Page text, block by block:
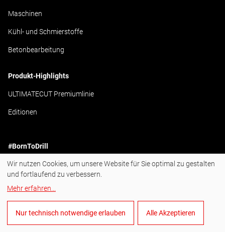
Maschinen
Kühl- und Schmierstoffe
Betonbearbeitung
Produkt-Highlights
ULTIMATECUT Premiumlinie
Editionen
#BornToDrill
Instagram
YouTube
Wir nutzen Cookies, um unsere Website für Sie optimal zu gestalten
und fortlaufend zu verbessern.
Mehr erfahren
Nur technisch notwendige erlauben Alle Akzeptieren